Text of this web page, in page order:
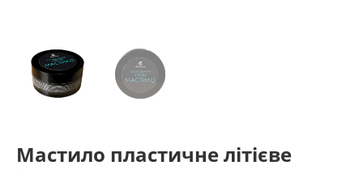
Мастило пластичне літієве